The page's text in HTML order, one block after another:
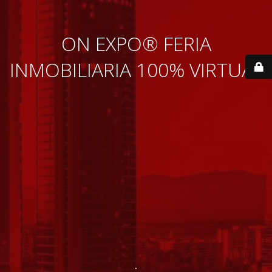
ON EXPO® FERIA
INMOBILIARIA 100% VIRTUAL
.